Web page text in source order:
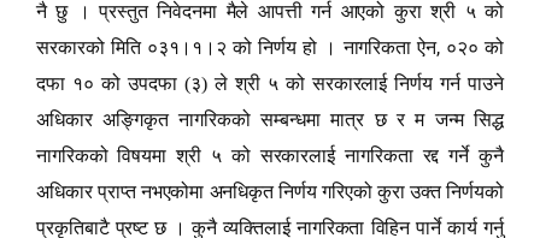
नै छु । प्रस्तुत निवेदनमा मैले आपत्ती गर्न आएको कुरा श्री ५ को
सरकारको मिति ०३१।१।२ को निर्णय हो । नागरिकता ऐन, ०२० को
दफा १० को उपदफा (३) ले श्री ५ को सरकारलाई निर्णय गर्न पाउने
अधिकार अङ्गिकृत नागरिकको सम्बन्धमा मात्र छ र म जन्म सिद्ध
नागरिकको विषयमा श्री ५ को सरकारलाई नागरिकता रद्द गर्ने कुनै
अधिकार प्राप्त नभएकोमा अनधिकृत निर्णय गरिएको कुरा उक्त निर्णयको
प्रकृतिबाटै प्रष्ट छ । कुनै व्यक्तिलाई नागरिकता विहिन पार्ने कार्य गर्नु